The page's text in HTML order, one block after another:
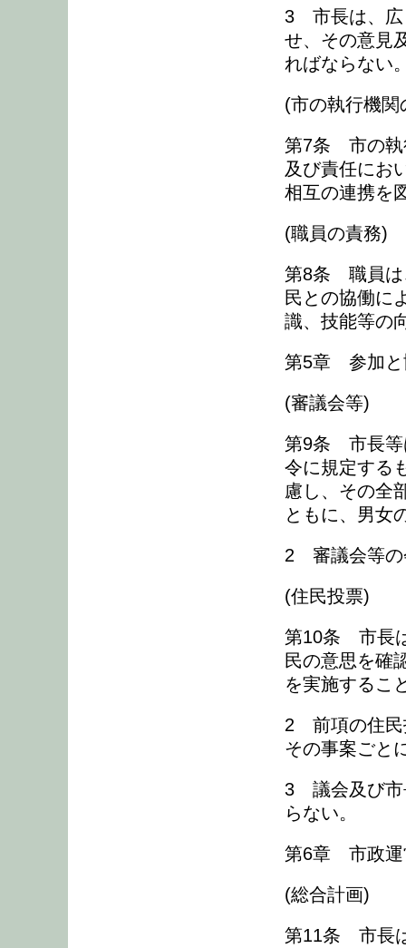
3 市長は、広
せ、その意見
ればならない
(市の執行機
第7条 市の執
及び責任にお
相互の連携を
(職員の責務)
第8条 職員は
民との協働に
識、技能等の
第5章 参加と
(審議会等)
第9条 市長等
令に規定する
慮し、その全
ともに、男女
2 審議会等の
(住民投票)
第10条 市長
民の意思を確
を実施するこ
2 前項の住民
その事案ごと
3 議会及び市
らない。
第6章 市政運
(総合計画)
第11条 市長